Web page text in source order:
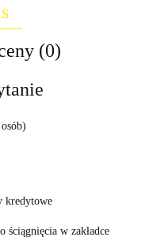
(0)
kredytowe
ściągnięcia w zakładce